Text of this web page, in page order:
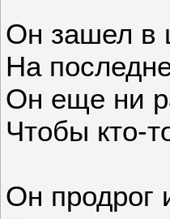
Он зашел в
На
Он еще ни
Чтобы кто-
Он продрог